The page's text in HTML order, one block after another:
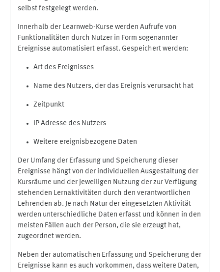
selbst festgelegt werden.
Innerhalb der Learnweb-Kurse werden Aufrufe von
Funktionalitäten durch Nutzer in Form sogenannter
Ereignisse automatisiert erfasst. Gespeichert werden:
Art des Ereignisses
Name des Nutzers, der das Ereignis verursacht hat
Zeitpunkt
IP Adresse des Nutzers
Weitere ereignisbezogene Daten
Der Umfang der Erfassung und Speicherung dieser
Ereignisse hängt von der individuellen Ausgestaltung der
Kursräume und der jeweiligen Nutzung der zur Verfügung
stehenden Lernaktivitäten durch den verantwortlichen
Lehrenden ab. Je nach Natur der eingesetzten Aktivität
werden unterschiedliche Daten erfasst und können in den
meisten Fällen auch der Person, die sie erzeugt hat,
zugeordnet werden.
Neben der automatischen Erfassung und Speicherung der
Ereignisse kann es auch vorkommen, dass weitere Daten,